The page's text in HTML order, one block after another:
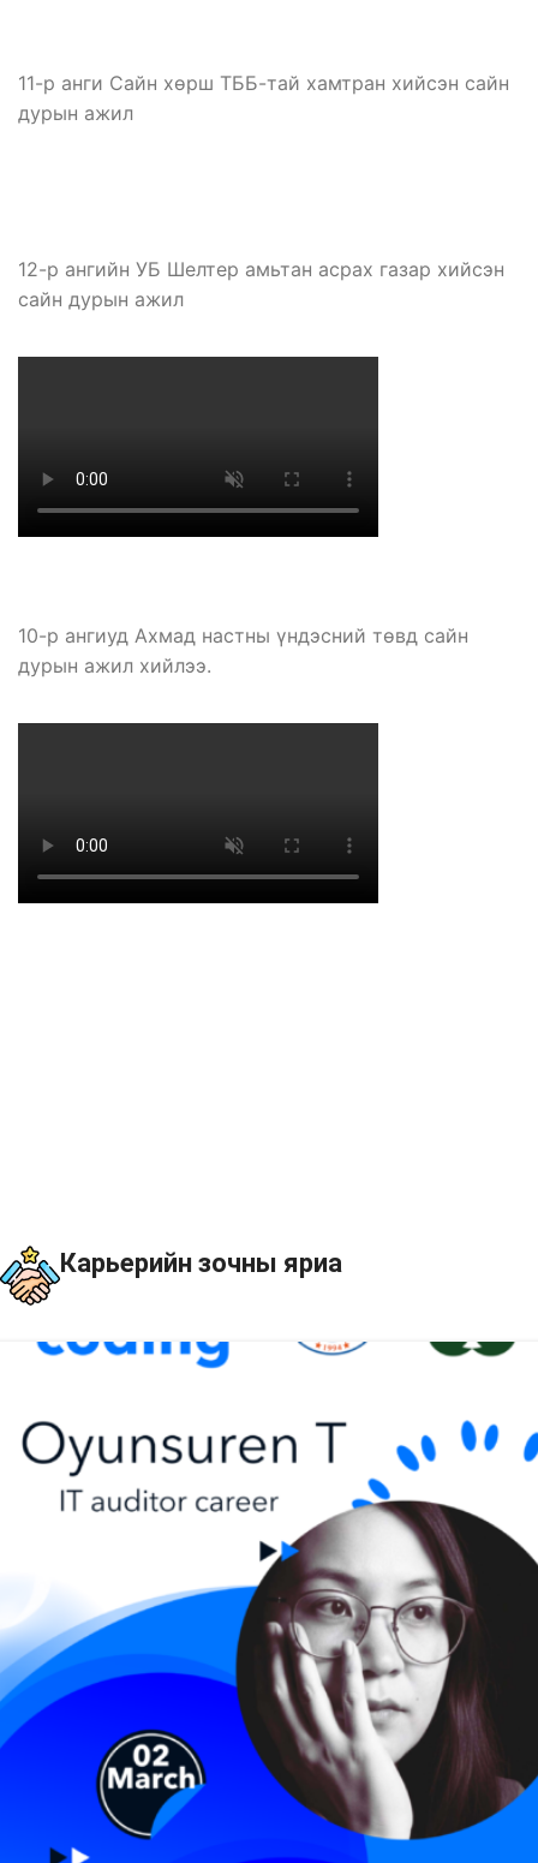
11-р анги Сайн хөрш ТББ-тай хамтран хийсэн сайн
дурын ажил
12-р ангийн УБ Шелтер амьтан асрах газар хийсэн
сайн дурын ажил
10-р ангиуд Ахмад настны үндэсний төвд сайн
дурын ажил хийлээ.
Карьерийн зочны яриа